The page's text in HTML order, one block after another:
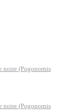
noire (Pogonornis
noire (Pogonornis